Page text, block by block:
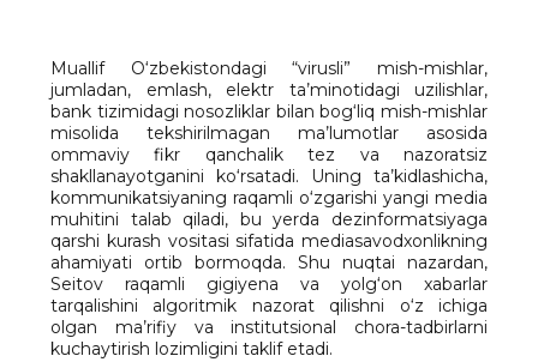
Muallif O‘zbekistondagi “virusli” mish-mishlar,
jumladan, emlash, elektr ta’minotidagi uzilishlar,
bank tizimidagi nosozliklar bilan bog‘liq mish-mishlar
misolida tekshirilmagan ma’lumotlar asosida
ommaviy fikr qanchalik tez va nazoratsiz
shakllanayotganini ko‘rsatadi. Uning ta’kidlashicha,
kommunikatsiyaning raqamli o‘zgarishi yangi media
muhitini talab qiladi, bu yerda dezinformatsiyaga
qarshi kurash vositasi sifatida mediasavodxonlikning
ahamiyati ortib bormoqda. Shu nuqtai nazardan,
Seitov raqamli gigiyena va yolg‘on xabarlar
tarqalishini algoritmik nazorat qilishni o‘z ichiga
olgan ma’rifiy va institutsional chora-tadbirlarni
kuchaytirish lozimligini taklif etadi.